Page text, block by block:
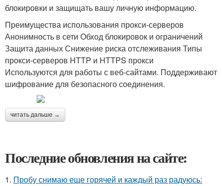
блокировки и защищать вашу личную информацию.
Преимущества использования прокси-серверов
Анонимность в сети Обход блокировок и ограничений
Защита данных Снижение риска отслеживания Типы
прокси-серверов HTTP и HTTPS прокси
Используются для работы с веб-сайтами. Поддерживают
шифрование для безопасного соединения.
читать дальше →
Последние обновления на сайте:
1. Пробу снимаю еще горячей и каждый раз радуюсь: